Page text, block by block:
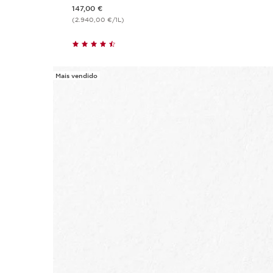
147,00 €
(2.940,00 €/1L)
Mais vendido